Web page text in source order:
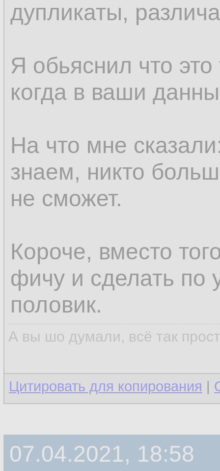
дупликаты,
Я обьяснил что
когда в ваши
На что мне
знаем, никто
не сможет.
Короче, вместо
фичу и сделать по
половик.
А вы шо думали, всё так
Цитировать для копирования |
07.04.2021, 18:58